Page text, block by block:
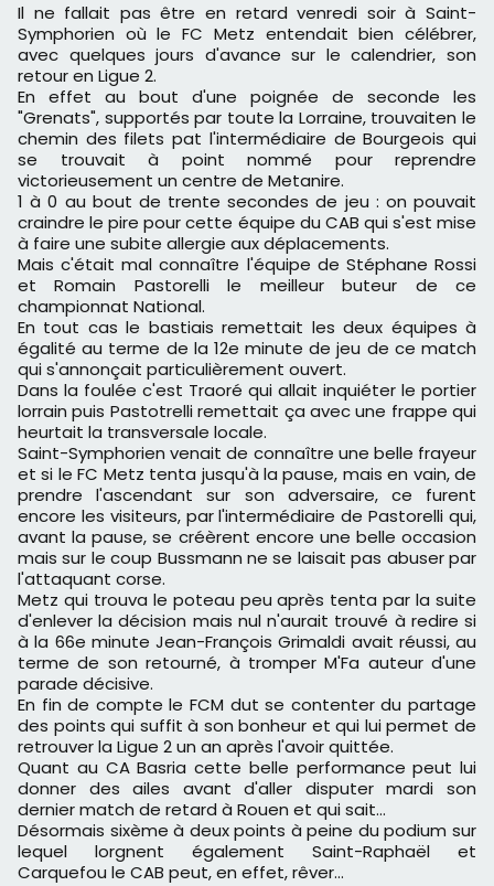
Il ne fallait pas être en retard venredi soir à Saint-
Symphorien où le FC Metz entendait bien célébrer,
avec quelques jours d'avance sur le calendrier, son
retour en Ligue 2.
En effet au bout d'une poignée de seconde les
"Grenats", supportés par toute la Lorraine, trouvaiten le
chemin des filets pat l'intermédiaire de Bourgeois qui
se trouvait à point nommé pour reprendre
victorieusement un centre de Metanire.
1 à 0 au bout de trente secondes de jeu : on pouvait
craindre le pire pour cette équipe du CAB qui s'est mise
à faire une subite allergie aux déplacements.
Mais c'était mal connaître l'équipe de Stéphane Rossi
et Romain Pastorelli le meilleur buteur de ce
championnat National.
En tout cas le bastiais remettait les deux équipes à
égalité au terme de la 12e minute de jeu de ce match
qui s'annonçait particulièrement ouvert.
Dans la foulée c'est Traoré qui allait inquiéter le portier
lorrain puis Pastotrelli remettait ça avec une frappe qui
heurtait la transversale locale.
Saint-Symphorien venait de connaître une belle frayeur
et si le FC Metz tenta jusqu'à la pause, mais en vain, de
prendre l'ascendant sur son adversaire, ce furent
encore les visiteurs, par l'intermédiaire de Pastorelli qui,
avant la pause, se créèrent encore une belle occasion
mais sur le coup Bussmann ne se laisait pas abuser par
l'attaquant corse.
Metz qui trouva le poteau peu après tenta par la suite
d'enlever la décision mais nul n'aurait trouvé à redire si
à la 66e minute Jean-François Grimaldi avait réussi, au
terme de son retourné, à tromper M'Fa auteur d'une
parade décisive.
En fin de compte le FCM dut se contenter du partage
des points qui suffit à son bonheur et qui lui permet de
retrouver la Ligue 2 un an après l'avoir quittée.
Quant au CA Basria cette belle performance peut lui
donner des ailes avant d'aller disputer mardi son
dernier match de retard à Rouen et qui sait…
Désormais sixème à deux points à peine du podium sur
lequel lorgnent également Saint-Raphaël et
Carquefou le CAB peut, en effet, rêver…